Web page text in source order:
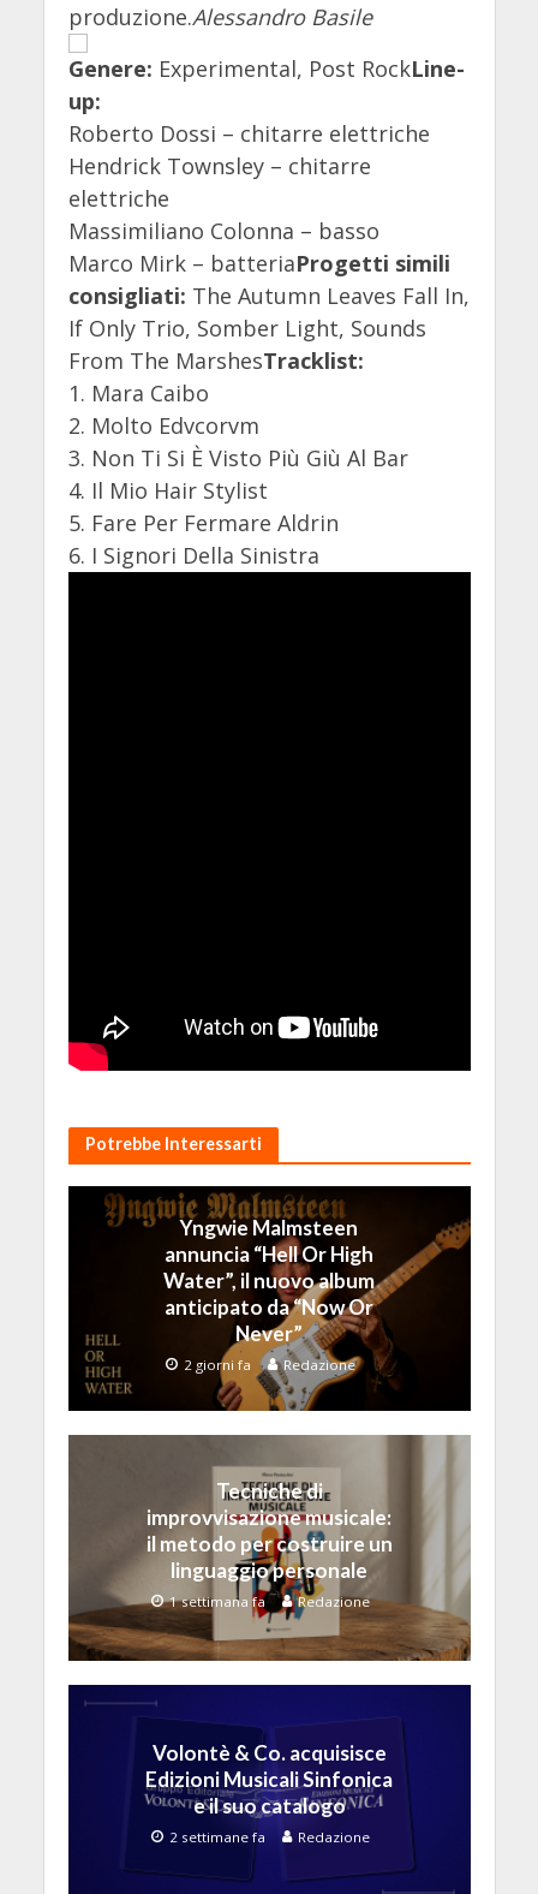
produzione.Alessandro Basile
Genere: Experimental, Post RockLine-
up:
Roberto Dossi – chitarre elettriche
Hendrick Townsley – chitarre
elettriche
Massimiliano Colonna – basso
Marco Mirk – batteriaProgetti simili
consigliati: The Autumn Leaves Fall In,
If Only Trio, Somber Light, Sounds
From The MarshesTracklist:
1. Mara Caibo
2. Molto Edvcorvm
3. Non Ti Si È Visto Più Giù Al Bar
4. Il Mio Hair Stylist
5. Fare Per Fermare Aldrin
6. I Signori Della Sinistra
Potrebbe Interessarti
Yngwie Malmsteen
annuncia “Hell Or High
Water”, il nuovo album
anticipato da “Now Or
Never”
2 giorni fa Redazione
Tecniche di
improvvisazione musicale:
il metodo per costruire un
linguaggio personale
1 settimana fa Redazione
Volontè & Co. acquisisce
Edizioni Musicali Sinfonica
e il suo catalogo
2 settimane fa Redazione